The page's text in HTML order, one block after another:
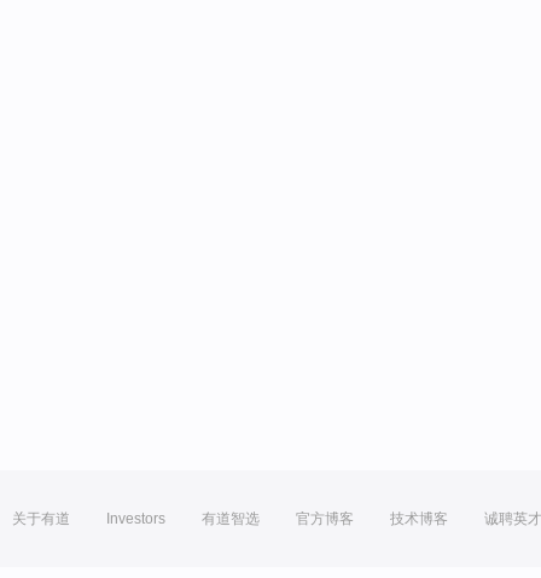
关于有道 Investors 有道智选 官方博客 技术博客 诚聘英才